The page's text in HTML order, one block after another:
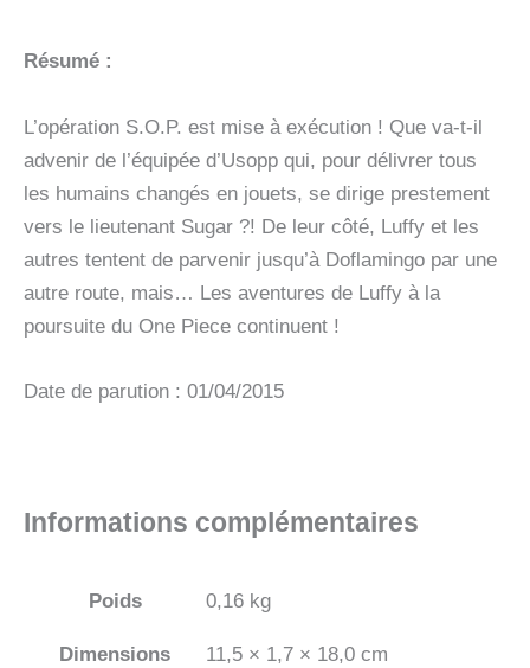
TOUJOURS
A
COTES
Résumé :
L’opération S.O.P. est mise à exécution ! Que va-t-il
advenir de l’équipée d’Usopp qui, pour délivrer tous
les humains changés en jouets, se dirige prestement
vers le lieutenant Sugar ?! De leur côté, Luffy et les
autres tentent de parvenir jusqu’à Doflamingo par une
autre route, mais… Les aventures de Luffy à la
poursuite du One Piece continuent !
Date de parution : 01/04/2015
Informations complémentaires
Poids 0,16 kg
Dimensions 11,5 × 1,7 × 18,0 cm